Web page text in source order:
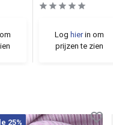
Log hierin om
prijzen te zien
25%